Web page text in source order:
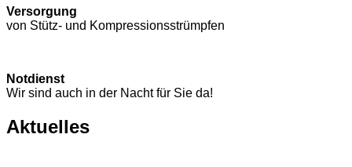
Versorgung
von Stütz- und Kompressions­strümpfen
Notdienst
Wir sind auch in der Nacht für Sie da!
Aktuelles